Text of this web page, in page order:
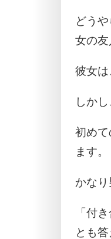
どう
女の友
彼女は
しか
初め
ます。
かな
「付
とも